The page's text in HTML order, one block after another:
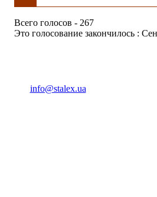
Всего голосов - 267
Это голосование закончилось :
info@stalex.ua